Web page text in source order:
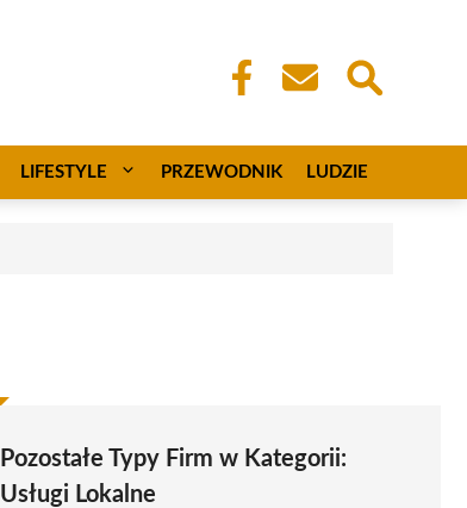
LIFESTYLE PRZEWODNIK LUDZIE
Pozostałe Typy Firm w Kategorii:
Usługi Lokalne